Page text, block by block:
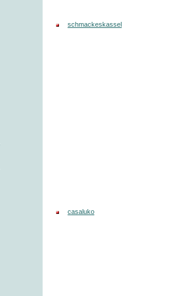
schmackeskassel
casaluko